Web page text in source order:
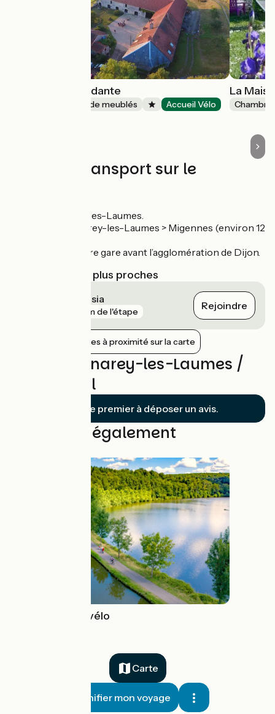
Maison indépendante
Gîtes et locations de meublés Accueil Vélo
La
Trains et transport sur le
Gare de Venarey-les-Laumes.
TER Dijon > Venarey-les-Laumes > Migennes (environ 12
Attention : dernière gare avant l’agglomération de Dijon.
Gares SNCF les plus proches
Les Laumes Alésia
2 km de l'étape Rejoindre
Afficher les gares à proximité sur la carte
Avis sur Venarey-les-Laumes /
Pont-Royal
Soyez le premier à déposer un avis.
Découvrez également
Les canaux à vélo
Carte
Planifier mon voyage